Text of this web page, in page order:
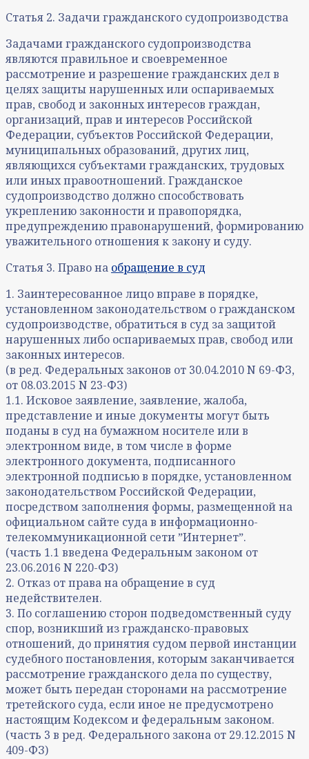
Статья 2. Задачи гражданского судопроизводства
Задачами гражданского судопроизводства
являются правильное и своевременное
рассмотрение и разрешение гражданских дел в
целях защиты нарушенных или оспариваемых
прав, свобод и законных интересов граждан,
организаций, прав и интересов Российской
Федерации, субъектов Российской Федерации,
муниципальных образований, других лиц,
являющихся субъектами гражданских, трудовых
или иных правоотношений. Гражданское
судопроизводство должно способствовать
укреплению законности и правопорядка,
предупреждению правонарушений, формированию
уважительного отношения к закону и суду.
Статья 3. Право на обращение в суд
1. Заинтересованное лицо вправе в порядке,
установленном законодательством о гражданском
судопроизводстве, обратиться в суд за защитой
нарушенных либо оспариваемых прав, свобод или
законных интересов.
(в ред. Федеральных законов от 30.04.2010 N 69-ФЗ,
от 08.03.2015 N 23-ФЗ)
1.1. Исковое заявление, заявление, жалоба,
представление и иные документы могут быть
поданы в суд на бумажном носителе или в
электронном виде, в том числе в форме
электронного документа, подписанного
электронной подписью в порядке, установленном
законодательством Российской Федерации,
посредством заполнения формы, размещенной на
официальном сайте суда в информационно-
телекоммуникационной сети ˮИнтернетˮ.
(часть 1.1 введена Федеральным законом от
23.06.2016 N 220-ФЗ)
2. Отказ от права на обращение в суд
недействителен.
3. По соглашению сторон подведомственный суду
спор, возникший из гражданско-правовых
отношений, до принятия судом первой инстанции
судебного постановления, которым заканчивается
рассмотрение гражданского дела по существу,
может быть передан сторонами на рассмотрение
третейского суда, если иное не предусмотрено
настоящим Кодексом и федеральным законом.
(часть 3 в ред. Федерального закона от 29.12.2015 N
409-ФЗ)